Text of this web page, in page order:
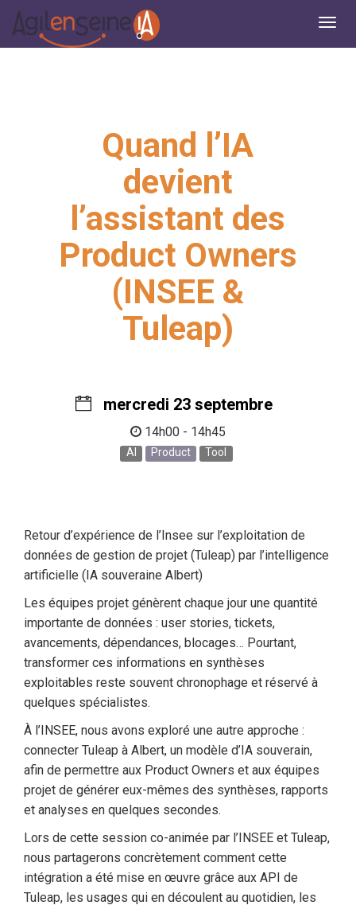
Quand l’IA
devient
l’assistant des
Product Owners
(INSEE &
Tuleap)
mercredi 23 septembre
14h00 - 14h45
AI Product Tool
Retour d’expérience de l’Insee sur l’exploitation de
données de gestion de projet (Tuleap) par l’intelligence
artificielle (IA souveraine Albert)
Les équipes projet génèrent chaque jour une quantité
importante de données : user stories, tickets,
avancements, dépendances, blocages… Pourtant,
transformer ces informations en synthèses
exploitables reste souvent chronophage et réservé à
quelques spécialistes.
À l’INSEE, nous avons exploré une autre approche :
connecter Tuleap à Albert, un modèle d’IA souverain,
afin de permettre aux Product Owners et aux équipes
projet de générer eux-mêmes des synthèses, rapports
et analyses en quelques secondes.
Lors de cette session co-animée par l’INSEE et Tuleap,
nous partagerons concrètement comment cette
intégration a été mise en œuvre grâce aux API de
Tuleap, les usages qui en découlent au quotidien, les